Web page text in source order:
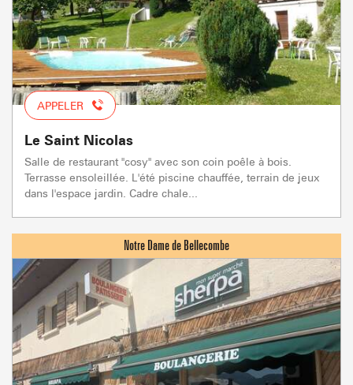
APPELER
Le Saint Nicolas
Salle de restaurant "cosy" avec son coin poêle à bois.
Terrasse ensoleillée. L'été piscine chauffée, terrain de jeux
dans l'espace jardin. Cadre chale...